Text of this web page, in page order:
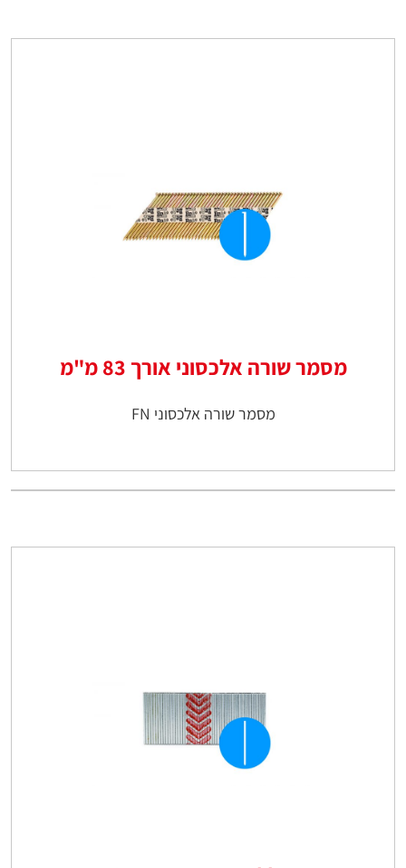
מסמר שורה אלכסוני אורך 83 מ"מ
מסמר שורה אלכסוני FN